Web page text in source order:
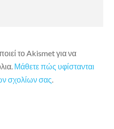
το Akismet για να
Μάθετε πώς υφίστανται
σχολίων σας.